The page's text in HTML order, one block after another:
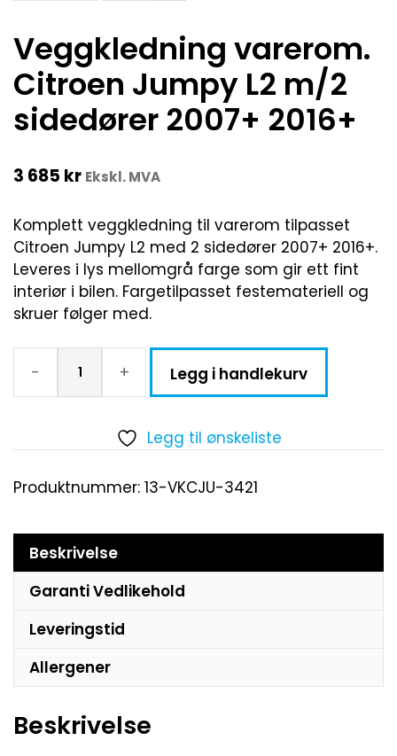
Veggkledning varerom.
Citroen Jumpy L2 m/2
sidedører 2007+ 2016+
3 685 kr Ekskl. MVA
Komplett veggkledning til varerom tilpasset
Citroen Jumpy L2 med 2 sidedører 2007+ 2016+.
Leveres i lys mellomgrå farge som gir ett fint
interiør i bilen. Fargetilpasset festemateriell og
skruer følger med.
- + Legg i handlekurv
Legg til ønskeliste
Produktnummer: 13-VKCJU-3421
Beskrivelse
Garanti Vedlikehold
Leveringstid
Allergener
Beskrivelse